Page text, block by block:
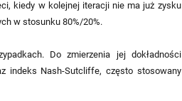
kiedy w kolejnej iteracji nie ma już zysku
w stosunku 80%/20%.
Do zmierzenia jej dokładności
indeks Nash-Sutcliffe, często stosowany